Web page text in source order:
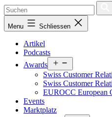
Menu Schliessen
Artikel
Podcasts
Awards
menu
Swiss Customer
Swiss Customer
EUROCC European
Events
Marktplatz